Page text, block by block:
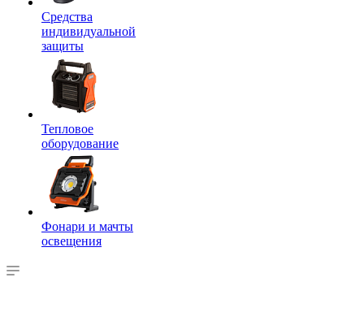
Средства
индивидуальной
защиты
Тепловое
оборудование
Фонари и мачты
освещения